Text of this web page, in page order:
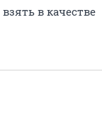
в качестве